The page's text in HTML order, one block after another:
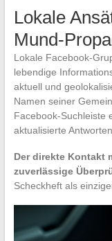
Lokale
Mund-
Lokale Facebook-
lebendige
aktuell und
Namen seiner
Facebook-Suchleiste
aktualisierte
Der direkte Kontakt
zuverlässige
Scheckheft als